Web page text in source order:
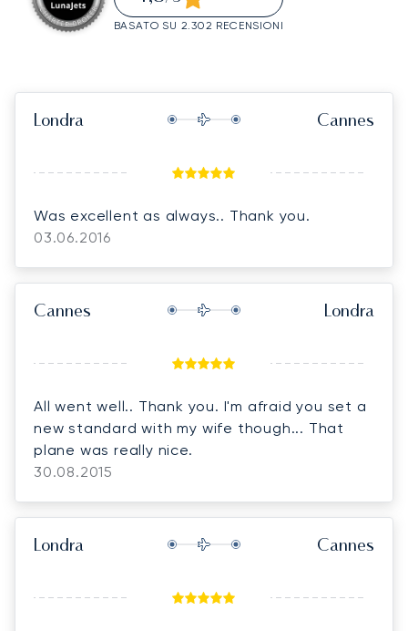
BASATO SU 2.302 RECENSIONI
Londra Cannes
Was excellent as always.. Thank you.
03.06.2016
Cannes Londra
All went well.. Thank you. I'm afraid you set a
new standard with my wife though... That
plane was really nice.
30.08.2015
Londra Cannes